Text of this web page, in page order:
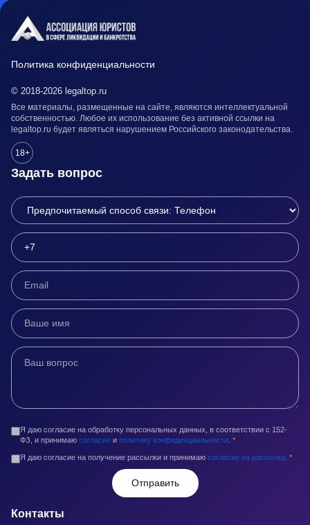
Политика конфиденциальности
© 2018-2026 legaltop.ru
Все материалы, размещенные на сайте, являются интеллектуальной
собственностью. Любое их использование без активной ссылки на
legaltop.ru будет являться нарушением Российского законодательства.
18+
Задать вопрос
Я даю согласие на обработку персональных данных, в соответствии с 152-
ФЗ, и принимаю согласие и политику конфиденциальности *
Я даю согласие на получение рассылки и принимаю согласие на рассылку. *
Отправить
Контакты